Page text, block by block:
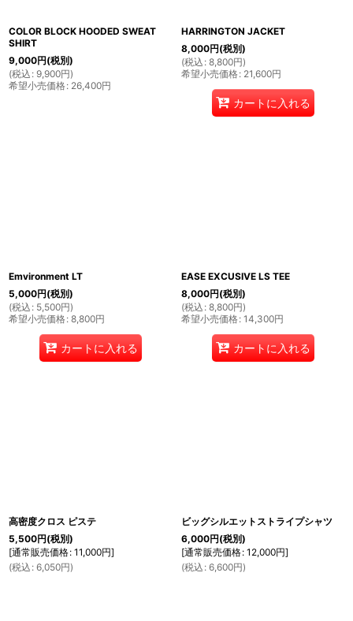
COLOR BLOCK HOODED SWEAT
SHIRT
9,000円(税別)
(税込 : 9,900円)
希望小売価格: 26,400円
HARRINGTON JACKET
8,000円(税別)
(税込 : 8,800円)
希望小売価格: 21,600円
カートに入れる
Emvironment LT
5,000円(税別)
(税込 : 5,500円)
希望小売価格: 8,800円
カートに入れる
EASE EXCUSIVE LS TEE
8,000円(税別)
(税込 : 8,800円)
希望小売価格: 14,300円
カートに入れる
高密度クロス ピステ
5,500円(税別)
[通常販売価格: 11,000円]
(税込 : 6,050円)
ビッグシルエットストライプシャツ
6,000円(税別)
[通常販売価格: 12,000円]
(税込 : 6,600円)